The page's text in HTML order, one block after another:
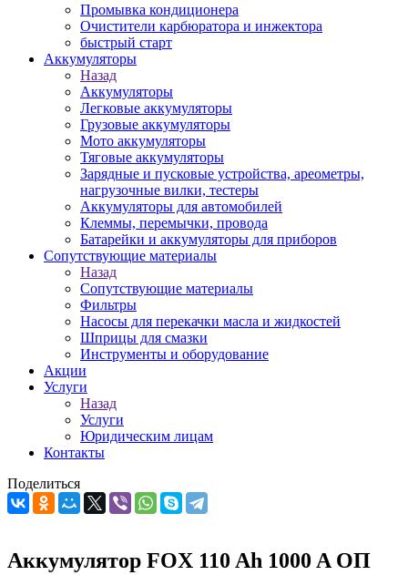
Промывка кондиционера
Очистители карбюратора и инжектора
быстрый старт
Аккумуляторы
Назад
Аккумуляторы
Легковые аккумуляторы
Грузовые аккумуляторы
Мото аккумуляторы
Тяговые аккумуляторы
Зарядные и пусковые устройства, ареометры,
нагрузочные вилки, тестеры
Аккумуляторы для автомобилей
Клеммы, перемычки, провода
Батарейки и аккумуляторы для приборов
Сопутствующие материалы
Назад
Сопутствующие материалы
Фильтры
Насосы для перекачки масла и жидкостей
Шприцы для смазки
Инструменты и оборудование
Акции
Услуги
Назад
Услуги
Юридическим лицам
Контакты
Поделиться
Аккумулятор FOX 110 Ah 1000 A ОП